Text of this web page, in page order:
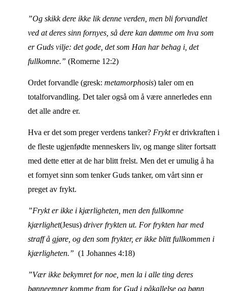
”Og skikk dere ikke lik denne verden, men bli forvandlet
ved at deres sinn fornyes, så dere kan dømme om hva som
er Guds vilje: det gode, det som Han har behag i, det
fullkomne.” (Romerne 12:2)
Ordet forvandle (gresk: metamorphosis) taler om en
totalforvandling. Det taler også om å være annerledes enn
det alle andre er.
Hva er det som preger verdens tanker? Frykter drivkraften i
de fleste ugjenfødte menneskers liv, og mange sliter fortsatt
med dette etter at de har blitt frelst. Men det er umulig å ha
et fornyet sinn som tenker Guds tanker, om vårt sinn er
preget av frykt.
”Frykt er ikke i kjærligheten, men den fullkomne
kjærlighet(Jesus) driver frykten ut. For frykten har med
straff å gjøre, og den som frykter, er ikke blitt fullkommen i
kjærligheten.” (1 Johannes 4:18)
”Vær ikke bekymret for noe, men la i alle ting deres
bønneemner komme fram for Gud i påkallelse og bønn